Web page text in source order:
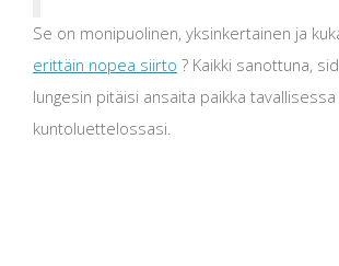
Se on monipuolinen, yksinkertainen ja
erittäin nopea siirto ? Kaikki sanottuna,
lungesin pitäisi ansaita paikka tavallisessa
kuntoluettelossasi.